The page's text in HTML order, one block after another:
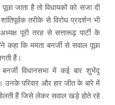
जाता है तो विधायकों को सजा दी
तरीके से विरोध प्रदर्शन भी
पूरी तरह से सत्तारूढ़ पार्टी के
कि ममता बनर्जी से सवाल पूछा
हैं।
विधानसभा में कई बार शुभेंदु
उनके परिवार और हार जीत के बारे में
हैं जिसे लेकर सवाल खड़े होते रहे